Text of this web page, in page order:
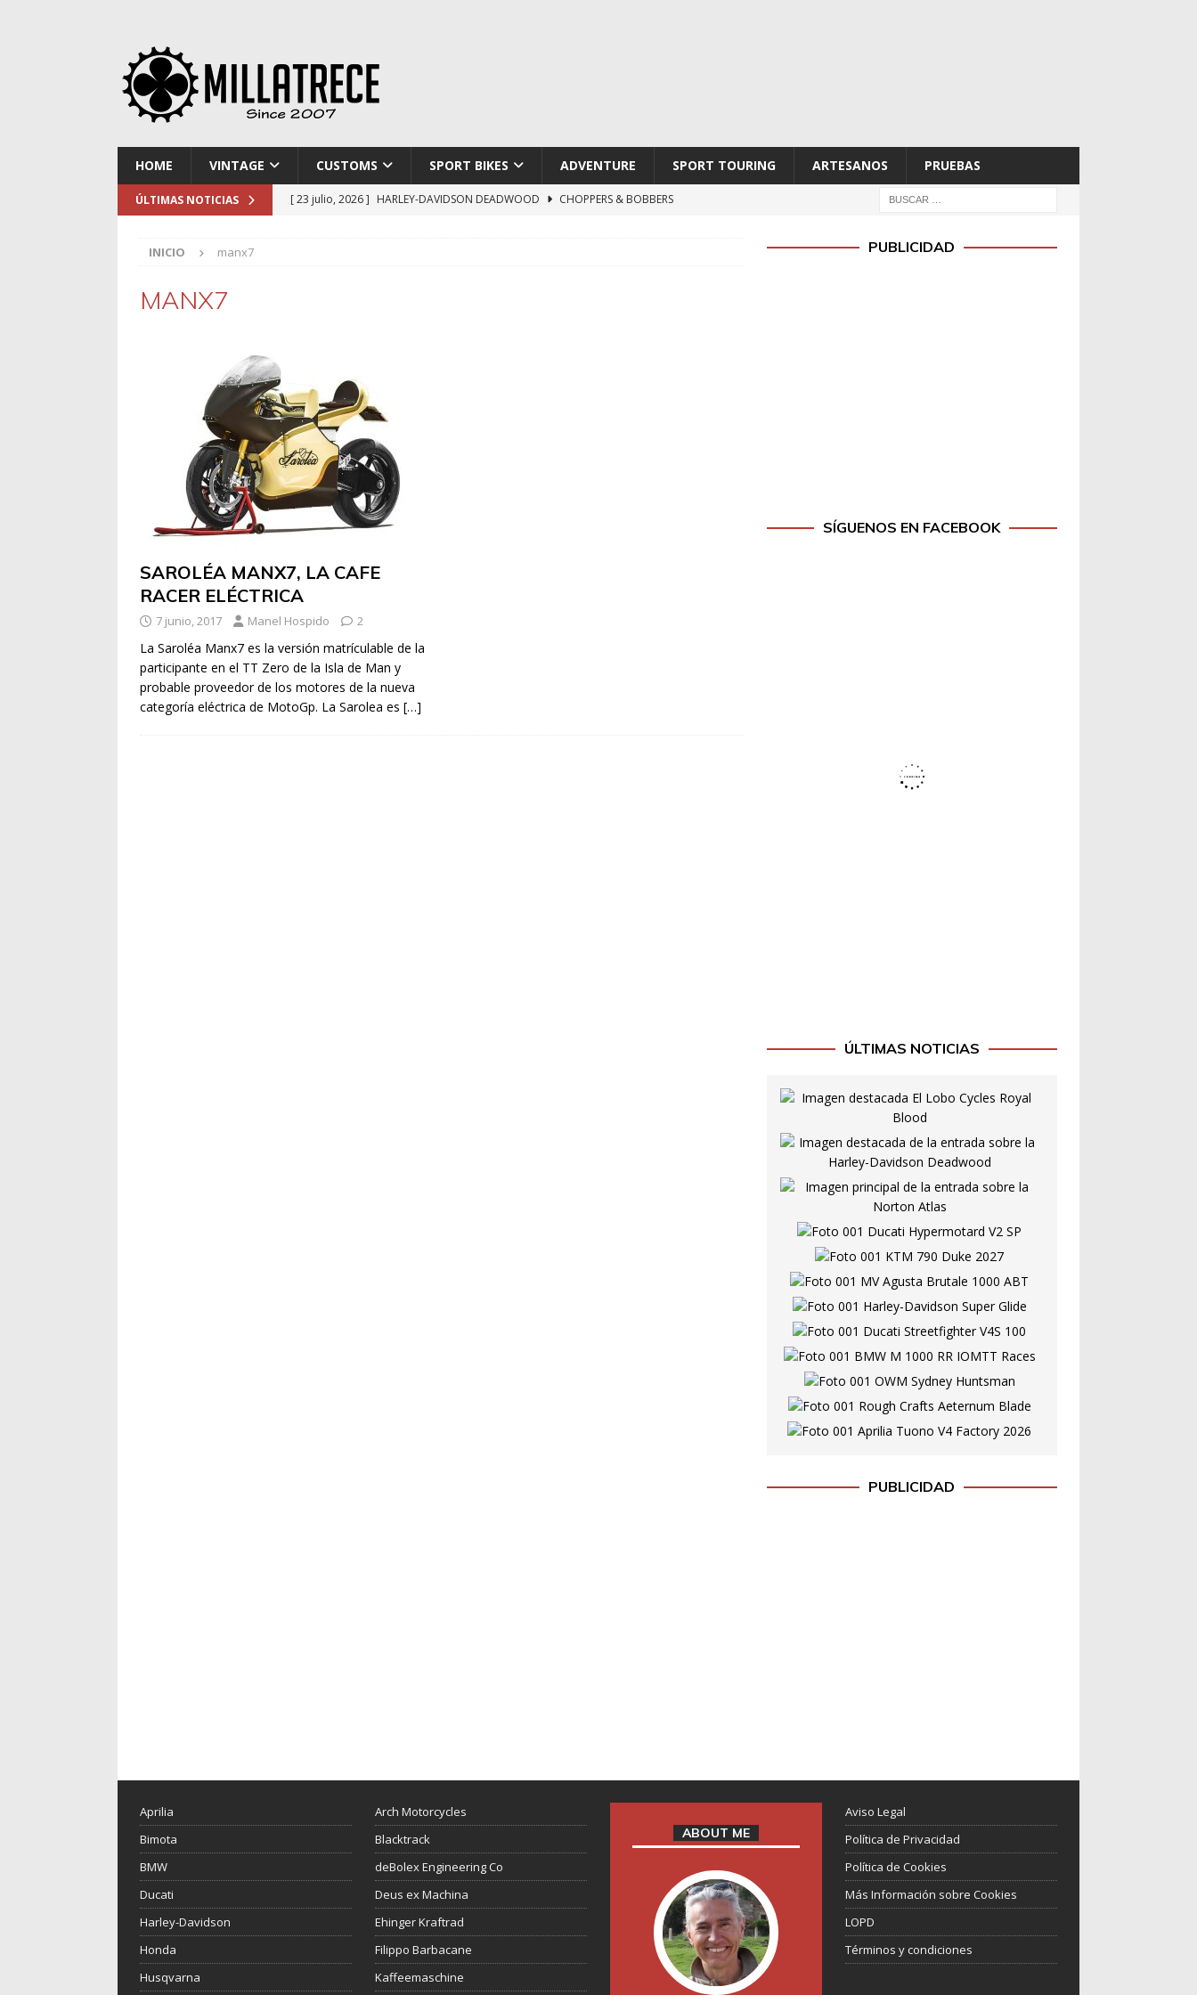
HOME VINTAGE CUSTOMS SPORT BIKES ADVENTURE SPORT TOURING ARTESANOS PRUEBAS
ÚLTIMAS NOTICIAS [ 23 julio, 2026 ] HARLEY-DAVIDSON DEADWOOD
CHOPPERS & BOBBERS
INICIO manx7
MANX7
SAROLÉA MANX7, LA CAFE
RACER ELÉCTRICA
7 junio, 2017 Manel Hospido 2
La Saroléa Manx7 es la versión matrículable de la
participante en el TT Zero de la Isla de Man y
probable proveedor de los motores de la nueva
categoría eléctrica de MotoGp. La Sarolea es […]
PUBLICIDAD
SÍGUENOS EN FACEBOOK
ÚLTIMAS NOTICIAS
PUBLICIDAD
Aprilia
Bimota
BMW
Ducati
Harley-Davidson
Honda
Husqvarna
Arch Motorcycles
Blacktrack
deBolex Engineering Co
Deus ex Machina
Ehinger Kraftrad
Filippo Barbacane
Kaffeemaschine
ABOUT ME
Aviso Legal
Política de Privacidad
Política de Cookies
Más Información sobre Cookies
LOPD
Términos y condiciones